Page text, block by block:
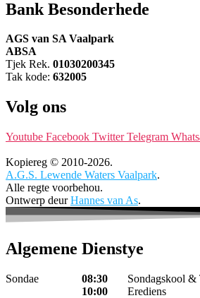
Bank Besonderhede
AGS van SA Vaalpark
ABSA
Tjek Rek. 01030200345
Tak kode: 632005
Volg ons
Youtube Facebook Twitter Telegram
Kopiereg © 2010-2026.
A.G.S. Lewende Waters Vaalpark.
Alle regte voorbehou.
Ontwerp deurHannes van As.
Algemene Dienstye
Sondae
08:30
10:00
Sondagskool &
Erediens